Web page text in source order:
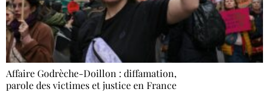
Affaire Godrèche-Doillon : diffamation,
parole des victimes et justice en France